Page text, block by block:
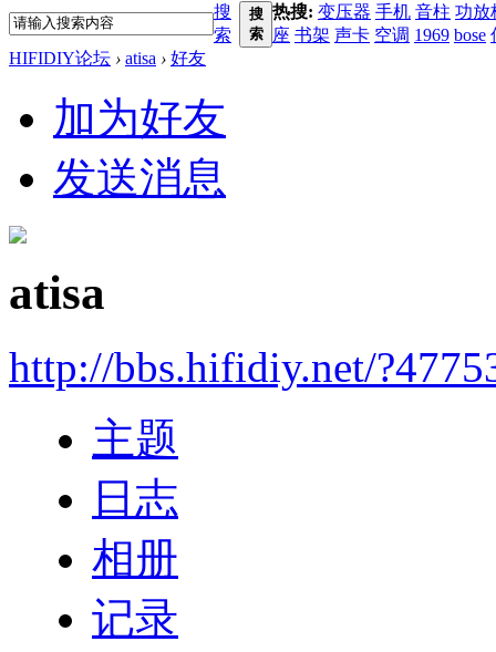
搜
索
搜
索
热搜: 变压器 手机 音柱 功放
座 书架 声卡 空调 1969 bose
HIFIDIY论坛 › atisa › 好友
加为好友
发送消息
atisa
http://bbs.hifidiy.net/
主题
日志
相册
记录